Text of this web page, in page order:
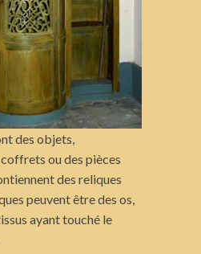
des objets,
ou des pièces
des reliques
peuvent être des os,
ayant touché le